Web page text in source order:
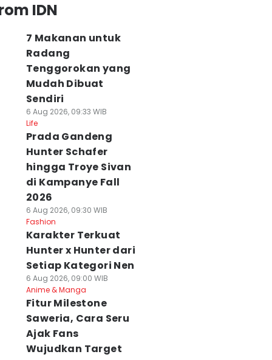
IDN
7 Makanan untuk
Radang
Tenggorokan yang
Mudah Dibuat
Sendiri
6 Aug 2026, 09:33 WIB
Life
Prada Gandeng
Hunter Schafer
hingga Troye Sivan
di Kampanye Fall
2026
6 Aug 2026, 09:30 WIB
Fashion
Karakter Terkuat
Hunter x Hunter dari
Setiap Kategori Nen
6 Aug 2026, 09:00 WIB
Anime & Manga
Fitur Milestone
Saweria, Cara Seru
Ajak Fans
Wujudkan Target